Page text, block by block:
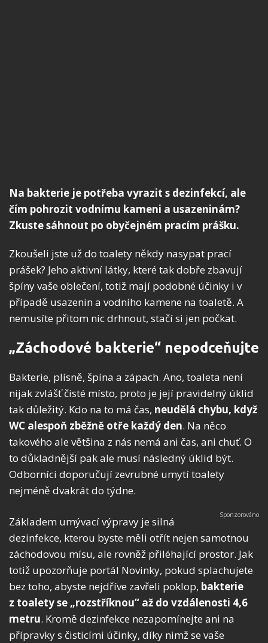
Na bakterie je potřeba vyrazit s dezinfekcí, ale
čím pohrozit vodnímu kameni a usazeninám?
Zkuste sáhnout po obyčejném pracím prášku.
Zkoušeli jste už do toalety někdy nasypat prací
prášek? Jeho aktivní látky, které tak dobře zbavují
špíny vaše oblečení, totiž mají podobné účinky i v
případě usazenin a vodního kamene na toaletě. A
nemusíte přitom nic drhnout, stačí si jen počkat.
„Záchodové bakterie“ nepodceňujte
Bakterie, plísně, špína a zápach. Ano, toaleta není
nijak zvlášť čisté místo, proto je její pravidelný úklid
tak důležitý. Kdo na to má čas, neudělá chybu, když
WC alespoň zběžně otře každý den. Na něco
takového ale většina z nás nemá ani čas, ani chuť. O
to důkladnější pak ale musí následný úklid být.
Odborníci doporučují zevrubné umytí toalety
nejméně dvakrát do týdne.
Základem umývací výpravy je silná
dezinfekce, kterou byste měli otřít nejen samotnou
záchodovou mísu, ale rovněž přiléhající prostor. Jak
totiž upozorňuje portál Novinky, pokud splachujete
bez toho, abyste nejdříve zavřeli poklop, bakterie
z toalety se „rozstříknou“ až do vzdálenosti 4,6
metru. Kromě dezinfekce nezapomínejte ani na
přípravky s čisticími účinky, díky nimž se vaše